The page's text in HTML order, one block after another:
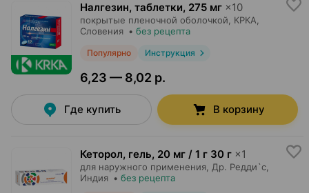
Налгезин, таблетки, 275 мг ×10
покрытые пленочной оболочкой, КРКА
Словения • без рецепта
Популярно Инструкция
6,23 — 8,02 р.
Где купить В корзину
Кеторол, гель, 20 мг / 1 г 30 г ×1
для наружного применения, Др. Редди`с
Индия • без рецепта